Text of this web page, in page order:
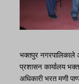
भक्तपुर नगरपालिकाले
प्रशासन कार्यालय
अधिकारी भरत मणी